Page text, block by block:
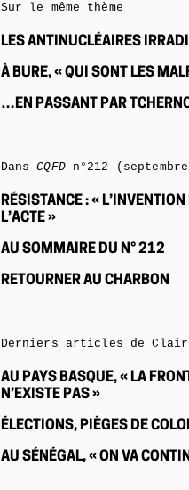
Sur le même thème
LES ANTINUCLÉAIRES
À BURE, « QUI SONT LES
…EN PASSANT PAR
DansCQFDn°212
RÉSISTANCE : «
L’ACTE »
AU SOMMAIRE DU N° 212
RETOURNER AU CHARBON
Derniers articles de
AU PAYS BASQUE, « LA
N’EXISTE PAS »
ÉLECTIONS, PIÈGES DE
AU SÉNÉGAL, « ON VA